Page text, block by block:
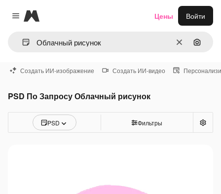
Close menu
Magnific
ОчиститьПоиск
Цены Войти
Создать ИИ-изображение Создать ИИ-видео
PSD По Запросу Облачный рисунок
PSD Фильтры